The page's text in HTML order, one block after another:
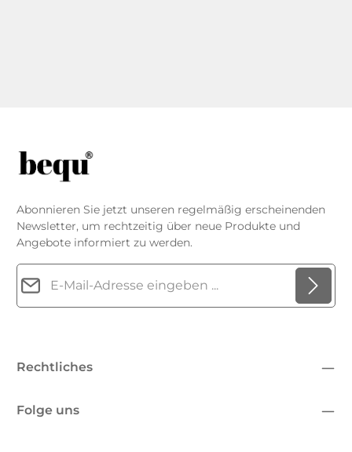
Abonnieren Sie jetzt unseren regelmäßig erscheinenden
Newsletter, um rechtzeitig über neue Produkte und
Angebote informiert zu werden.
E-Mail-Adresse*
genommen und die
Rechtliches
Folge uns